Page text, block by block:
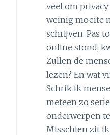
veel om
weinig moeite
schrijven. Pas
online stond,
Zullen de
lezen? En wat
Schrik ik
meteen zo
onderwerpen
Misschien zit ik